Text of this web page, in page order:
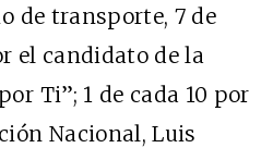
de transporte, 7 de
el candidato de la
Ti”; 1 de cada 10 por
Nacional, Luis